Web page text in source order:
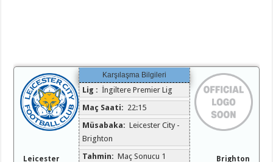
Leicester
Karşılaşma Bilgileri
Lig : İngiltere Premier Lig
Maç Saati: 22:15
Müsabaka: Leicester City -
Brighton
Tahmin: Maç Sonucu 1 Brighton